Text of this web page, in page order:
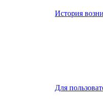
История
Для